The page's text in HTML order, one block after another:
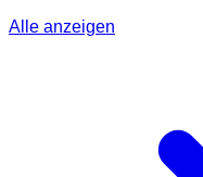
Alle anzeigen